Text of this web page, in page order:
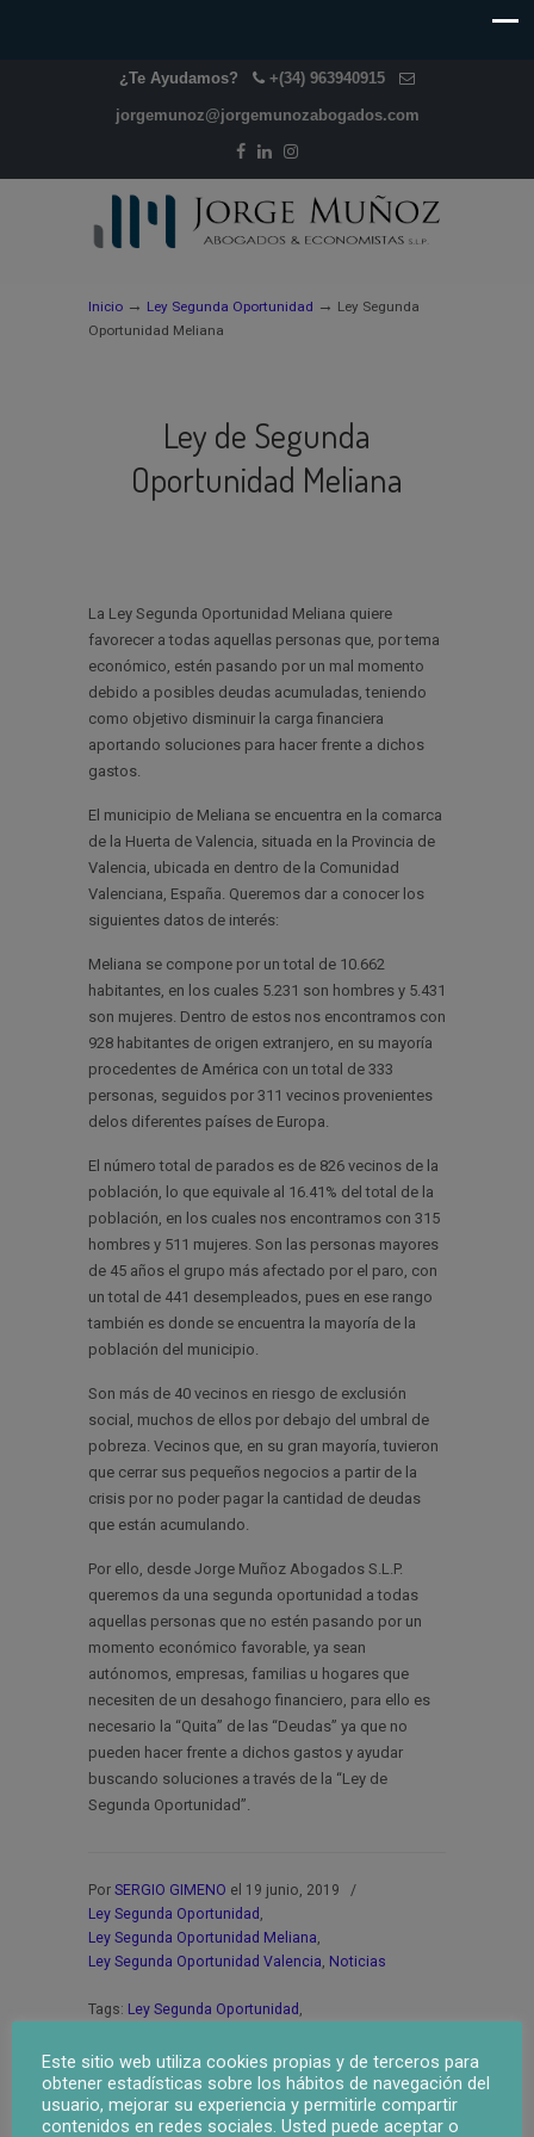
¿Te Ayudamos? +(34) 963940915
jorgemunoz@jorgemunozabogados.com
Inicio → Ley Segunda Oportunidad → Ley Segunda
Oportunidad Meliana
Ley de Segunda
Oportunidad Meliana
La Ley Segunda Oportunidad Meliana quiere
favorecer a todas aquellas personas que, por tema
económico, estén pasando por un mal momento
debido a posibles deudas acumuladas, teniendo
como objetivo disminuir la carga financiera
aportando soluciones para hacer frente a dichos
gastos.
El municipio de Meliana se encuentra en la comarca
de la Huerta de Valencia, situada en la Provincia de
Valencia, ubicada en dentro de la Comunidad
Valenciana, España. Queremos dar a conocer los
siguientes datos de interés:
Meliana se compone por un total de 10.662
habitantes, en los cuales 5.231 son hombres y 5.431
son mujeres. Dentro de estos nos encontramos con
928 habitantes de origen extranjero, en su mayoría
procedentes de América con un total de 333
personas, seguidos por 311 vecinos provenientes
delos diferentes países de Europa.
El número total de parados es de 826 vecinos de la
población, lo que equivale al 16.41% del total de la
población, en los cuales nos encontramos con 315
hombres y 511 mujeres. Son las personas mayores
de 45 años el grupo más afectado por el paro, con
un total de 441 desempleados, pues en ese rango
también es donde se encuentra la mayoría de la
población del municipio.
Son más de 40 vecinos en riesgo de exclusión
social, muchos de ellos por debajo del umbral de
pobreza. Vecinos que, en su gran mayoría, tuvieron
que cerrar sus pequeños negocios a partir de la
crisis por no poder pagar la cantidad de deudas
que están acumulando.
Por ello, desde Jorge Muñoz Abogados S.L.P.
queremos da una segunda oportunidad a todas
aquellas personas que no estén pasando por un
momento económico favorable, ya sean
autónomos, empresas, familias u hogares que
necesiten de un desahogo financiero, para ello es
necesario la “Quita” de las “Deudas” ya que no
pueden hacer frente a dichos gastos y ayudar
buscando soluciones a través de la “Ley de
Segunda Oportunidad”.
Por SERGIO GIMENO el 19 junio, 2019
/
Ley Segunda Oportunidad ,
Ley Segunda Oportunidad Meliana,
Ley Segunda Oportunidad Valencia, Noticias
Tags: Ley Segunda Oportunidad ,
Ley Segunda Oportunidad Valencia
Este sitio web utiliza cookies propias y de terceros para
obtener estadísticas sobre los hábitos de navegación del
usuario, mejorar su experiencia y permitirle compartir
contenidos en redes sociales. Usted puede aceptar o